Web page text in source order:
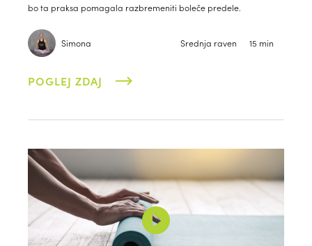
bo ta praksa pomagala razbremeniti boleče predele.
Simona Srednja raven 15 min
POGLEJ ZDAJ